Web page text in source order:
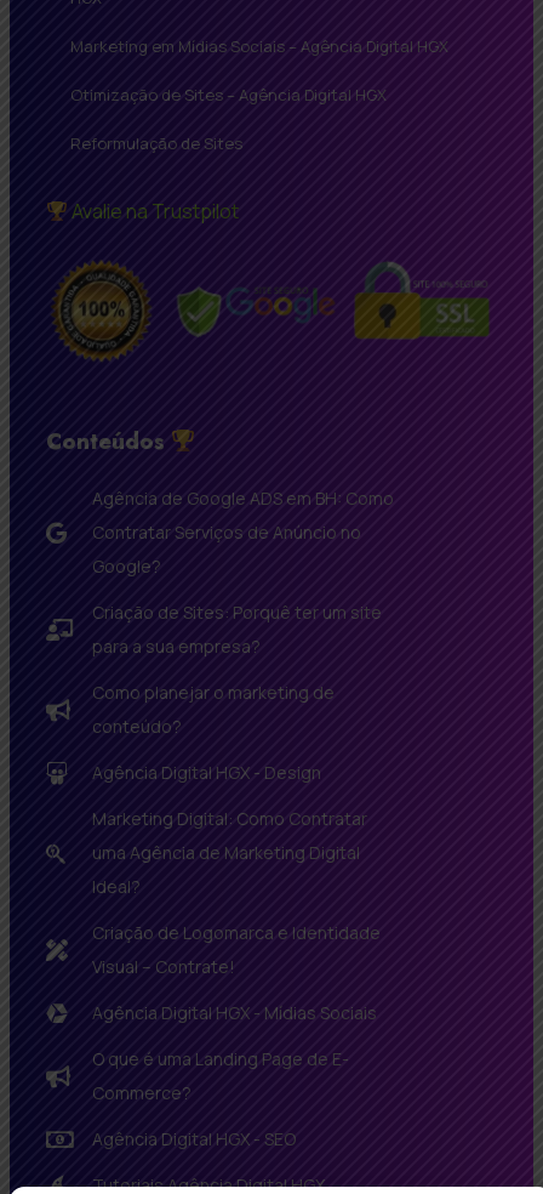
Marketing em Mídias Sociais – Agência Digital HGX
Otimização de Sites – Agência Digital HGX
Reformulação de Sites
Avalie na Trustpilot
Conteúdos
Agência de Google ADS em BH: Como
Contratar Serviços de Anúncio no
Google?
Criação de Sites: Porquê ter um site
para a sua empresa?
Como planejar o marketing de
conteúdo?
Agência Digital HGX - Design
Marketing Digital: Como Contratar
uma Agência de Marketing Digital
Ideal?
Criação de Logomarca e Identidade
Visual – Contrate!
Agência Digital HGX - Mídias Sociais
O que é uma Landing Page de E-
Commerce?
Agência Digital HGX - SEO
Tutoriais Agência Digital HGX